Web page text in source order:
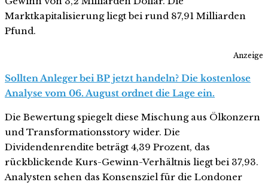
Marktkapitalisierung liegt bei rund 87,91 Milliarden
Pfund.
Anzeige
Sollten Anleger bei BP jetzt handeln? Die kostenlose
Analyse vom 06. August ordnet die Lage ein.
Die Bewertung spiegelt diese Mischung aus Ölkonzern
und Transformationsstory wider. Die
Dividendenrendite beträgt 4,39 Prozent, das
rückblickende Kurs-Gewinn-Verhältnis liegt bei 37,93.
Analysten sehen das Konsensziel für die Londoner